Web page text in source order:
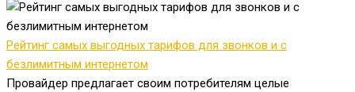
Рейтинг самых выгодных тарифов для звонков и с
безлимитным интернетом
Провайдер предлагает своим потребителям целые